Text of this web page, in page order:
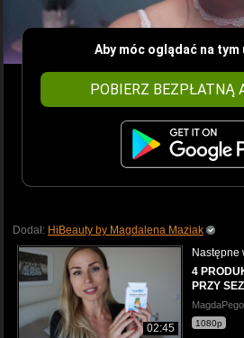
Aby móc oglądać na tym
POBIERZ BEZPŁATNĄ
Dodał: HiBeauty by Magdalena Maziak
02:45
Następne
4
PRZY
1080p